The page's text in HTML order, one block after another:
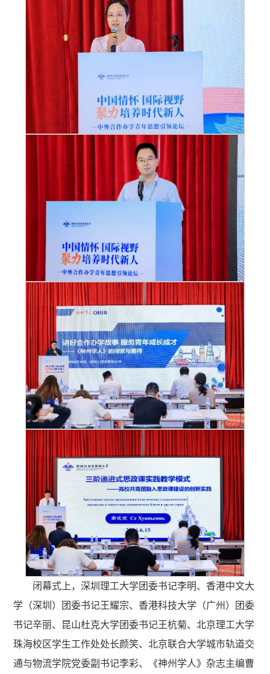
闭幕式上，深圳理工大学团委书记李明、香港中文大
学（深圳）团委书记王耀宗、香港科技大学（广州）团委
书记辛丽、昆山杜克大学团委书记王杭菊、北京理工大学
珠海校区学生工作处处长颜笑、北京联合大学城市轨道交
通与物流学院党委副书记李彩、《神州学人》杂志主编曹